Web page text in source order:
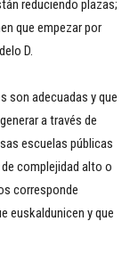
reduciendo plazas;
que empezar por
D.
son adecuadas y que
a través de
escuelas públicas
complejidad alto o
corresponde
euskaldunicen y que